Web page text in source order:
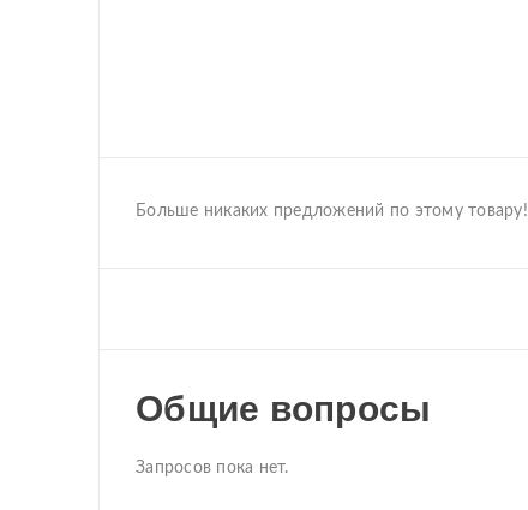
Больше никаких предложений по этому товару!
Общие вопросы
Запросов пока нет.